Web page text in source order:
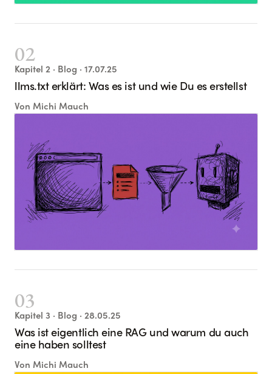
02
Kapitel 2 · Blog · 17.07.25
llms.txt erklärt: Was es ist und wie Du es erstellst
Von Michi Mauch
03
Kapitel 3 · Blog · 28.05.25
Was ist eigentlich eine RAG und warum du auch
eine haben solltest
Von Michi Mauch